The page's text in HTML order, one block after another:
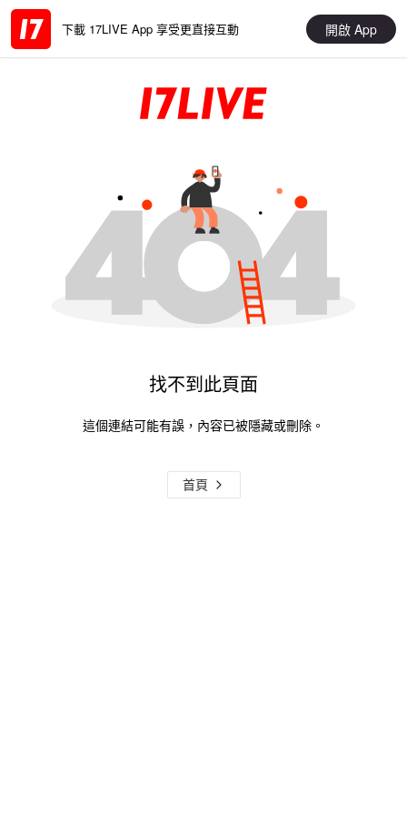
下載 17LIVE App 享受更直接互動 開啟 App
找不到此頁面
這個連結可能有誤，內容已被隱藏或刪除。
首頁